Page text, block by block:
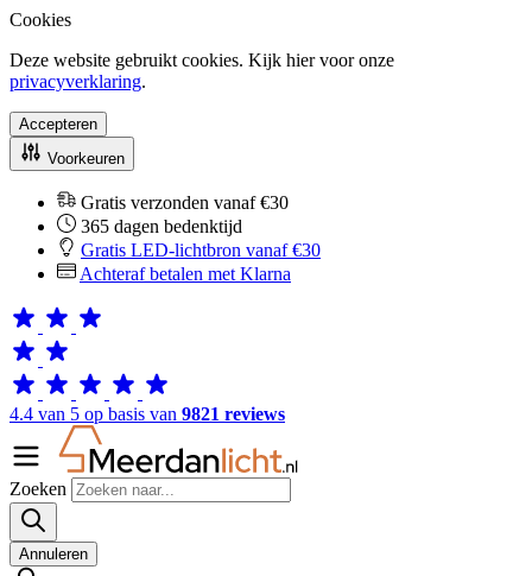
Cookies
Deze website gebruikt cookies. Kijk hier voor onze
privacyverklaring.
Accepteren
Voorkeuren
Gratis verzonden vanaf €30
365 dagen bedenktijd
Gratis LED-lichtbron vanaf €30
Achteraf betalen met Klarna
4.4 van 5 op basis van 9821 reviews
Zoeken
Annuleren